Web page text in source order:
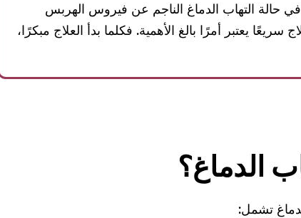
حالة التهاب الدماغ الناجم عن فيروس الهربس
سريعًا يعتبر أمرًا بالغ الأهمية. فكلما بدأ العلاج مبكرًا،
الدماغ؟
تشمل: